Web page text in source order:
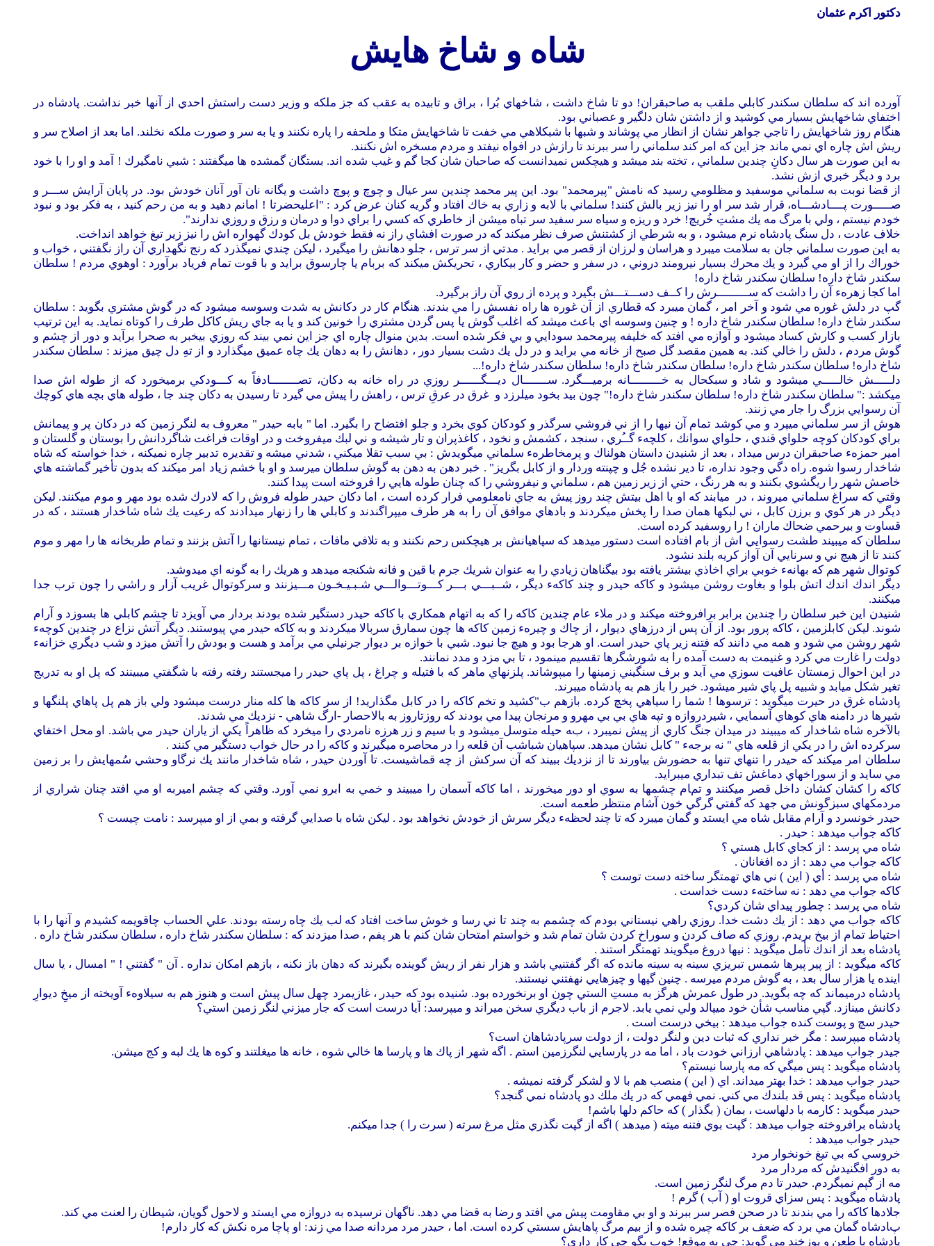
دکتور اکرم عثمان
شاه و شاخ هايش
آورده اند كه سلطان سكندر كابلي ملقب به صاحبقران! دو تا شاخ داشت ، شاخهاي بُرا ، براق و تابيده به عقب كه جز ملكه و وزير دست راستش احدي از آنها خبر نداشت. پادشاه در
اختفاي شاخهايش بسيار مي كوشيد و از داشتن شان دلگير و عصباني بود.
هنگام روز شاخهايش را تاجي جواهر نشان از انظار مي پوشاند و شبها با شبكلاهي مي خفت تا شاخهايش متكا و ملحفه را پاره نكنند و يا به سر و صورت ملكه نخلند. اما بعد از اصلاح سر و
ريش اش چاره اي نمي ماند جز اين كه امر كند سلماني را سر ببرند تا رازش در افواه نيفتد و مردم مسخره اش نكنند.
به اين صورت هر سال دكانِ چندين سلماني ، تخته بند ميشد و هيچكس نميدانست كه صاحبان شان كجا گم و غيب شده اند. بستگان گمشده ها ميگفتند : شبي نامگيرك ! آمد و او را با خود
برد و ديگر خبري ازش نشد.
از قضا نوبت به سلماني موسفيد و مظلومي رسيد كه نامش "پيرمحمد" بود. اين پير محمد چندين سر عيال و چوچ و پوچ داشت و يگانه نان آور آنان خودش بود. در پايان آرايش ســـر و
صـــــورت پــــادشـــاه، قرار شد سر او را نيز زير بالش كنند! سلماني با لابه و زاري به خاك افتاد و گريه كنان عرض كرد : "اعليحضرتا ! امانم دهيد و به من رحم كنيد ، به فكر بود و نبود
خودم نيستم ، ولي با مرگ مه يك مشتِ خُريچ! خرد و ريزه و سياه سر سفيد سر تباه ميشن از خاطري كه كسي را براي دوا و درمان و رزق و روزي ندارند".
خلاف عادت ، دل سنگ پادشاه نرم ميشود ، و به شرطي از كشتنش صرف نظر ميكند كه در صورت افشاي راز نه فقط خودش بل كودك گهواره اش را نيز زير تيغ خواهد انداخت.
به اين صورت سلماني جان به سلامت ميبرد و هراسان و لرزان از قصر مي برايد . مدتي از سر ترس ، جلو دهانش را ميگيرد ، ليكن چندي نميگذرد كه رنج نگهداري آن راز نگفتني ، خواب و
خوراك را از او مي گيرد و يك محرك بسيار نيرومند دروني ، در سفر و حضر و كار بيكاري ، تحريكش ميكند كه بربام يا چارسوق برايد و با قوت تمام فرياد برآورد : اوهوي مردم ! سلطان
سكندر شاخ داره! سلطان سكندر شاخ داره!
اما كجا زهرهء آن را داشت كه ســـــــــرش را كــف دســـتـــش بگيرد و پرده از روي آن راز برگيرد.
گپ در دلش غوره مي شود و آخر امر ، گمان ميبرد كه قطاري از آن غوره ها راه نفسش را مي بندند. هنگام كار در دكانش به شدت وسوسه ميشود كه در گوش مشتري بگويد : سلطان
سكندر شاخ داره! سلطان سكندر شاخ داره ! و چنين وسوسه اي باعث ميشد كه اغلب گوش يا پس گردن مشتري را خونين كند و يا به جاي ريش كاكل طرف را كوتاه نمايد. به اين ترتيب
بازار كسب و كارش كساد ميشود و آوازه مي افتد كه خليفه پيرمحمد سودايي و بي فكر شده است. بدين منوال چاره اي جز اين نمي بيند كه روزي بيخبر به صحرا برآيد و دور از چشم و
گوش مردم ، دلش را خالي كند. به همين مقصد گل صبح از خانه مي برايد و در دل يك دشت بسيار دور ، دهانش را به دهان يك چاه عميق ميگذارد و از تهِ دل چيق ميزند : سلطان سكندر
شاخ داره! سلطان سكندر شاخ داره! سلطان سكندر شاخ داره! سلطان سكندر شاخ داره!...
دلـــــش خالـــــي ميشود و شاد و سبكحال به خـــــــــانه برميـــگرد. ســـــــال ديـــگــــــر روزي در راه خانه به دكان، تصــــــــادفاً به كـــودكي برميخورد كه از طوله اش صدا
ميكشد :" سلطان سكندر شاخ داره! سلطان سكندر شاخ داره!" چون بيد بخود ميلرزد و غرق در عرقِ ترس ، راهش را پيش مي گيرد تا رسيدن به دكان چند جا ، طوله هاي بچه هاي كوچك
آن رسوايي بزرگ را جار مي زنند.
هوش از سر سلماني ميپرد و مي كوشد تمام آن نيها را از ني فروشي سرگذر و كودكان كوي بخرد و جلو افتضاح را بگيرد. اما " بابه حيدر " معروف به لنگر زمين كه در دكان پر و پيمانش
براي كودكان كوچه حلواي قندي ، حلواي سوانك ، كلچهء گــُري ، سنجد ، كشمش و نخود ، كاغذپران و تار شيشه و ني لبك ميفروخت و در اوقات فراغت شاگردانش را بوستان و گلستان و
امير حمزهء صاحبقران درس ميداد ، بعد از شنيدن داستان هولناك و پرمخاطرهء سلماني ميگويدش : بي سبب تقلا ميكني ، شدني ميشه و تقديره تدبير چاره نميكنه ، خدا خواسته كه شاه
شاخدار رسوا شوه. راه دگي وجود نداره، تا دير نشده جُل و چپنته وردار و از كابل بگريز" . خبر دهن به دهن به گوش سلطان ميرسد و او با خشم زياد امر ميكند كه بدون تأخير گماشته هاي
خاصش شهر را ريگشوي بكنند و به هر رنگ ، حتي از زير زمين هم ، سلماني و نيفروشي را كه چنان طوله هايي را فروخته است پيدا كنند.
وقتي كه سراغ سلماني ميروند ، در ميابند كه او با اهل بيتش چند روز پيش به جاي نامعلومي فرار كرده است ، اما دكان حيدر طوله فروش را كه لادرك شده بود مهر و موم ميكنند. ليكن
ديگر در هر كوي و برزن كابل ، ني لبكها همان صدا را پخش ميكردند و بادهاي موافق آن را به هر طرف ميپراگندند و كابلي ها را زنهار ميدادند كه رعيت يك شاه شاخدار هستند ، كه در
قساوت و بيرحمي ضحاك ماران ! را روسفيد كرده است.
سلطان كه ميبيند طشت رسوايي اش از بام افتاده است دستور ميدهد كه سپاهيانش بر هيچكس رحم نكنند و به تلافي مافات ، تمام نيستانها را آتش بزنند و تمام طربخانه ها را مهر و موم
كنند تا از هيچ ني و سرنايي آن آواز كريه بلند نشود.
كوتوال شهر هم كه بهانهء خوبي براي اخاذي بيشتر يافته بود بيگناهان زيادي را به عنوان شريك جرم با قين و فانه شكنجه ميدهد و هريك را به گونه اي ميدوشد.
ديگر اندك اندك اتش بلوا و بغاوت روشن ميشود و كاكه حيدر و چند كاكهء ديگر ، شــبـــي بـــر كـــوتـــوالـــي شـبـيـخـون مـــيزنند و سركوتوال غريب آزار و راشي را چون ترب جدا
ميكنند.
شنيدن اين خبر سلطان را چندين برابر برافروخته ميكند و در ملاء عام چندين كاكه را كه به اتهام همكاري با كاكه حيدر دستگير شده بودند بردار مي آويزد تا چشم كابلي ها بسوزد و آرام
شوند. ليكن كابلزمين ، كاكه پرور بود. از آن پس از درزهاي ديوار ، از چاك و چيرهء زمين كاكه ها چون سمارق سربالا ميكردند و به كاكه حيدر مي پيوستند. ديگر آتش نزاع در چندين كوچهء
شهر روشن مي شود و همه مي دانند كه فتنه زير پاي حيدر است. او هرجا بود و هيچ جا نبود. شبي با خوازه بر ديوار جرنيلي مي برآمد و هست و بودش را آتش ميزد و شب ديگري خزانهء
دولت را غارت مي كرد و غنيمت به دست آمده را به شورشگرها تقسيم مينمود ، تا بي مزد و مدد نمانند.
در اين احوال زمستان عافيت سوزي مي آيد و برف سنگيني زمينها را ميپوشاند. پلزنهاي ماهر كه با فتيله و چراغ ، پل پاي حيدر را ميجستند رفته رفته با شگفتي ميبينند كه پل او به تدريج
تغير شكل ميابد و شبيه پل پاي شير ميشود. خبر را باز هم به پادشاه ميبرند.
پادشاه غرق در حيرت ميگويد : ترسوها ! شما را سياهي پخچ كرده. بازهم ب"كشيد و تخم كاكه را در كابل مگذاريد! از سر كاكه ها كله منار درست ميشود ولي باز هم پل پاهاي پلنگها و
شيرها در دامنه هاي كوهاي آسمايي ، شيردروازه و تپه هاي بي بي مهرو و مرنجان پيدا مي بودند كه روزتاروز به بالاحصار -ارگ شاهي - نزديك مي شدند.
بالآخره شاه شاخدار كه ميبيند در ميدان جنگ كاري از پيش نميبرد ، به حيله متوسل ميشود و با سيم و زر هرزه نامردي را ميخرد كه ظاهراً يكي از ياران حيدر مي باشد. او محل اختفاي
سركرده اش را در يكي از قلعه هاي " نه برجهء " كابل نشان ميدهد. سپاهيان شباشب آن قلعه را در محاصره ميگيرند و كاكه را در حال خواب دستگير مي كنند .
سلطان امر ميكند كه حيدر را تنهاي تنها به حضورش بياورند تا از نزديك ببيند كه آن سركش از چه قماشيست. تا آوردن حيدر ، شاه شاخدار مانند يك نرگاو وحشي سُمهايش را بر زمين
مي سايد و از سوراخهاي دماغش تف تبداري ميبرايد.
كاكه را كشان كشان داخل قصر ميكنند و تمام چشمها به سوي او دور ميخورند ، اما كاكه آسمان را ميبيند و خمي به ابرو نمي آورد. وقتي كه چشم اميربه او مي افتد چنان شراري از
مردمكهاي سبزگونش مي جهد كه گفتي گرگي خون آشام منتظر طعمه است.
حيدر خونسرد و آرام مقابل شاه مي ايستد و گمان ميبرد كه تا چند لحظهء ديگر سرش از خودش نخواهد بود . ليكن شاه با صدايي گرفته و بمي از او ميپرسد : نامت چيست ؟
كاكه جواب ميدهد : حيدر .
شاه مي پرسد : از كجاي كابل هستي ؟
كاكه جواب مي دهد : از ده افغانان .
شاه مي پرسد : أي ( اين ) ني هاي تهمتگر ساخته دست توست ؟
كاكه جواب مي دهد : نه ساختهء دست خداست .
شاه مي پرسد : چطور پيداي شان كردي؟
كاكه جواب مي دهد : از يك دشت خدا. روزي راهي نيستاني بودم كه چشمم به چند تا ني رسا و خوش ساخت افتاد كه لب يك چاه رسته بودند. علي الحساب چاقويمه كشيدم و آنها را با
احتياط تمام از بيخ بريدم. روزي كه صاف كردن و سوراخ كردن شان تمام شد و خواستم امتحان شان كنم با هر پفم ، صدا ميزدند كه : سلطان سكندر شاخ داره ، سلطان سكندر شاخ داره .
پادشاه بعد از اندك تأمل ميگويد : نيها دروغ ميگويند تهمتگر استند .
كاكه ميگويد : از پير پيرها شمس تبريزي سينه به سينه مانده كه اگر گفتنيي باشد و هزار نفر از ريش گوينده بگيرند كه دهان باز نكنه ، بازهم امكان نداره . آن " گفتني ! " امسال ، يا سال
اينده يا هزار سال بعد ، به گوش مردم ميرسه . چنين گپها و چيزهايي نهفتني نيستند.
پادشاه درميماند كه چه بگويد. در طول عمرش هرگز به مستِ الستي چون او برنخورده بود. شنيده بود كه حيدر ، غازيمرد چهل سال پيش است و هنوز هم به سيلاوهء آويخته از ميخِ ديوارِ
دكانش مينازد. گپي مناسب شأن خود ميپالد ولي نمي يابد. لاجرم از باب ديگري سخن ميراند و ميپرسد: آيا درست است كه جار ميزني لنگر زمين استي؟
حيدر سچ و پوست كنده جواب ميدهد : بيخي درست است .
پادشاه ميپرسد : مگر خبر نداري كه ثبات دين و لنگر دولت ، از دولت سرپادشاهان است؟
جيدر جواب ميدهد : پادشاهي ارزاني خودت باد ، اما مه در پارسايي لنگرزمين استم . اگه شهر از پاك ها و پارسا ها خالي شوه ، خانه ها ميغلتند و كوه ها يك لبه و كج ميشن.
پادشاه ميگويد : پس ميگي كه مه پارسا نيستم؟
حيدر جواب ميدهد : خدا بهتر ميداند. اي ( اين ) منصب هم با لا و لشكر گرفته نميشه .
پادشاه ميگويد : پس قد بلندك مي كني. نمي فهمي كه در يك ملك دو پادشاه نمي گنجد؟
حيدر ميگويد : كارمه با دلهاست ، بمان ( بگذار ) كه حاكم دلها باشم!
پادشاه برافروخته جواب ميدهد : گپت بوي فتنه ميته ( ميدهد ) اگه از گپت نگذري مثل مرغ سرته ( سرت را ) جدا ميكنم.
حيدر جواب ميدهد :
خروسي كه بي تيغ خونخوار مرد
به دور افگنيدش كه مردار مرد
مه از گپم نميگردم. حيدر تا دم مرگ لنگر زمين است.
پادشاه ميگويد : پس سزاي قروت او ( آب ) گرم !
جلادها كاكه را مي بندند تا در صحن فصر سر ببرند و او بي مقاومت پيش مي افتد و رضا به قضا مي دهد. ناگهان نرسيده به دروازه مي ايستد و لاحول گويان، شيطان را لعنت مي كند.
پادشاه گمان مي برد كه ضعف بر كاكه چيره شده و از بيم مرگ پاهايش سستي كرده است. اما ، حيدر مرد مردانه صدا مي زند: او پاچا مره نكش كه كار دارم!
پادشاه با طعن و پوزخند مي گويد: چي به موقع! خوب بگو چي كار داري؟